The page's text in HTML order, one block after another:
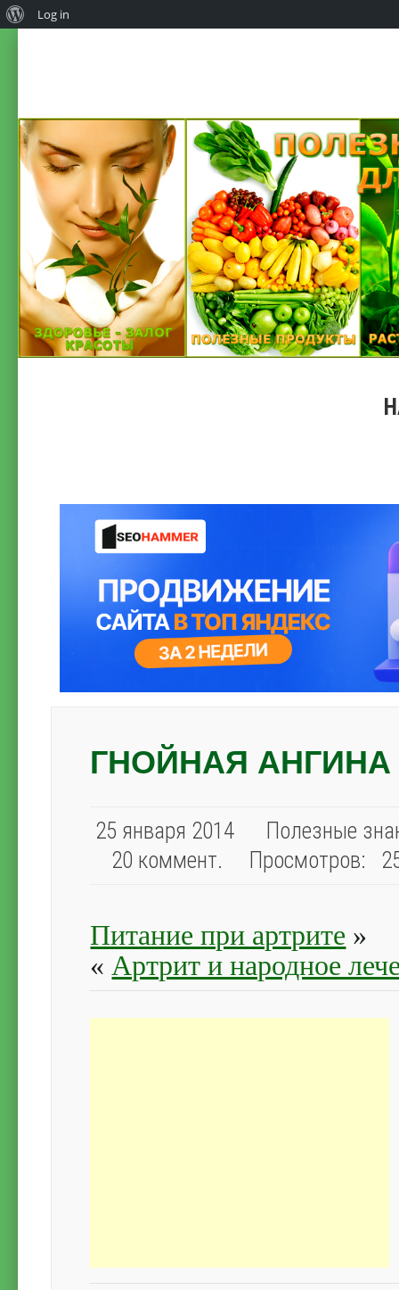
ГНОЙНАЯ АНГИНА
25 января 2014
Полезные
20 коммент.
Просмотров:
Питание при артрите »
«Артрит и народное
Log in